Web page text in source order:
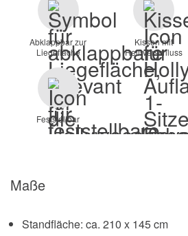
Abklappbar zur
Liegefläche
Kissen mit
Reißverschluss
Feststellbar
Maße
Standfläche: ca. 210 x 145 cm